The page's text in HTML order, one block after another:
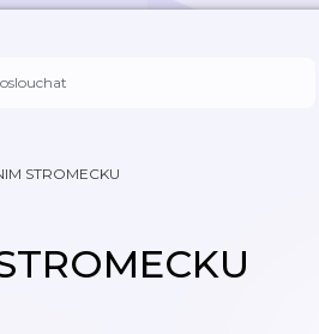
STROMECKU